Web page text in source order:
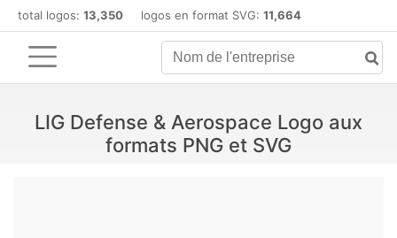
total logos: 13,350 logos en format SVG: 11,664
LIG Defense & Aerospace Logo aux
formats PNG et SVG